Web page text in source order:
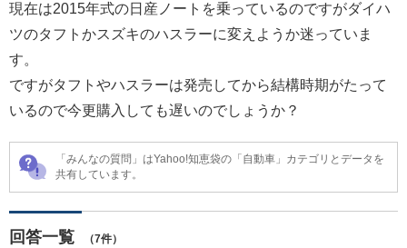
現在は2015年式の日産ノートを乗っているのですがダイハ
ツのタフトかスズキのハスラーに変えようか迷っていま
す。
ですがタフトやハスラーは発売してから結構時期がたって
いるので今更購入しても遅いのでしょうか？
「みんなの質問」はYahoo!知恵袋の「自動車」カテゴリとデータを
共有しています。
回答一覧 （7件）